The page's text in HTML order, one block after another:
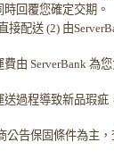
回覆您確定交期。
接配送 (2) 由
由 ServerBank 為
過程導致新品瑕疵
公告保固條件為主